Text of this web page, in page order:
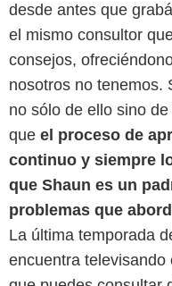
desde antes que
el mismo consultor
consejos,
nosotros no tenemos.
no sólo de ello sino
que el proceso de
continuo y siempre
que Shaun es un
problemas que
La última temporada
encuentra